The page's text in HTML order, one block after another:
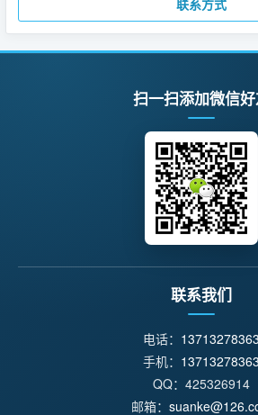
联系方式
扫一扫添加微信
联系我们
电话： 13713278363
手机： 13713278363
QQ：425326914
邮箱：